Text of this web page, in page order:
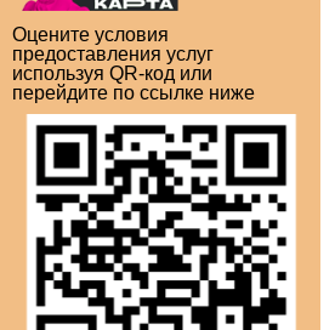
Оцените условия
предоставления услуг
используя QR-код или
перейдите по ссылке ниже